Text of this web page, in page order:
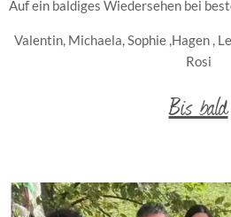
Auf ein baldiges Wiedersehen bei
Valentin, Michaela, Sophie ,Hagen ,
Rosi
Bis bald